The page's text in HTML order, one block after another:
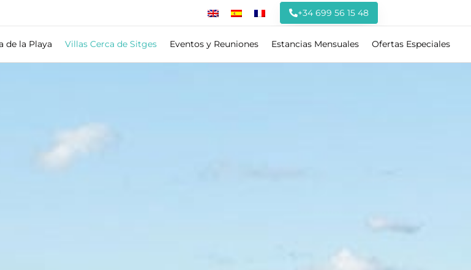
+34 699 56 15 48
de la Playa Villas Cerca de Sitges Eventos y Reuniones Estancias Mensuales Ofertas Especiales